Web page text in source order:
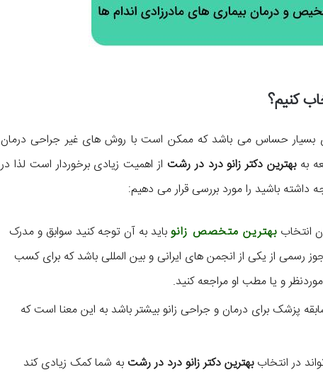
کنیم؟
بسیار حساس می باشد که ممکن است با روش های غیر جراحی درمان
بهبهترین دکتر زانو درد در رشت از اهمیت زیادی برخوردار است لذا در
داشته باشید را مورد بررسی قرار می دهیم:
انتخاب بهترین متخصص زانوباید به آن توجه کنید سوابق و مدرک
رسمی از یکی از انجمن های ایرانی و بین المللی باشد که برای کسب
و یا مطب او مراجعه کنید.
پزشک برای درمان و جراحی زانو بیشتر باشد به این معنا است که
در انتخاببهترین دکتر زانو درد در رشت به شما کمک زیادی کند